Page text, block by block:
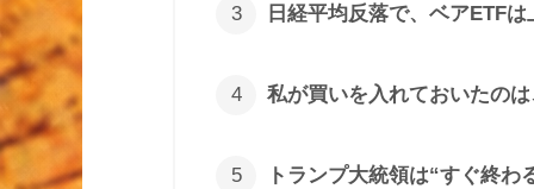
日経平均反落で、ベアETF
私が買いを入れておいたの
トランプ大統領は“すぐ終